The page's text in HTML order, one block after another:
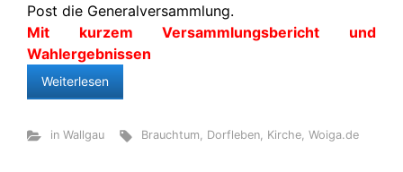
Post die Generalversammlung.
Mit kurzem Versammlungsbericht und
Wahlergebnissen
Weiterlesen
in Wallgau Brauchtum, Dorfleben, Kirche,Woiga.de